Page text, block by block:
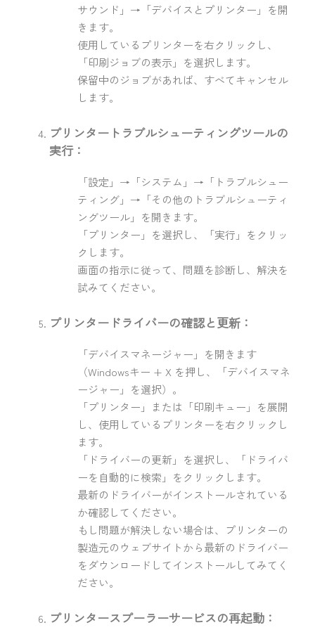
サウンド」→「デバイスとプリンター」を開
きます。
使用しているプリンターを右クリックし、
「印刷ジョブの表示」を選択します。
保留中のジョブがあれば、すべてキャンセル
します。
プリンタートラブルシューティングツールの
実行：
「設定」→「システム」→「トラブルシュー
ティング」→「その他のトラブルシューティ
ングツール」を開きます。
「プリンター」を選択し、「実行」をクリッ
クします。
画面の指示に従って、問題を診断し、解決を
試みてください。
プリンタードライバーの確認と更新：
「デバイスマネージャー」を開きます
（Windowsキー + X を押し、「デバイスマネ
ージャー」を選択）。
「プリンター」または「印刷キュー」を展開
し、使用しているプリンターを右クリックし
ます。
「ドライバーの更新」を選択し、「ドライバ
ーを自動的に検索」をクリックします。
最新のドライバーがインストールされている
か確認してください。
もし問題が解決しない場合は、プリンターの
製造元のウェブサイトから最新のドライバー
をダウンロードしてインストールしてみてく
ださい。
プリンタースプーラーサービスの再起動：